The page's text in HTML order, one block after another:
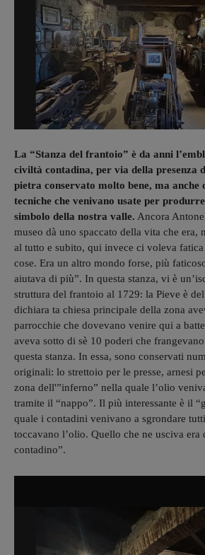
La “Stanza del frantoio” è da anni
civiltà contadina, per via della presenza
pietra conservato molto bene, ma anche
tecniche che venivano usate per
simbolo della nostra valle. Ancora
museo dà uno spaccato della vita che era,
al tutto e subito, qui invece ci voleva
cose. Era un altro mondo forse, più
aiutava di più”. In questa stanza, vi è
struttura del frantoio al 1729: la Pieve è
dichiara ta chiesa principale della zona
parrocchie che dovevano venire qui a
aveva sotto di sè 10 poderi che
questa stanza. In essa, sono conservati
originali: lo strettoio per le presse, arnesi
zona dell'”inferno” nella quale l’olio
tramite il “nappo”. Il più interessante è il
quale i contadini venivano a sgrondare
toccavano l’olio. Quello che ne usciva era
contadino”.